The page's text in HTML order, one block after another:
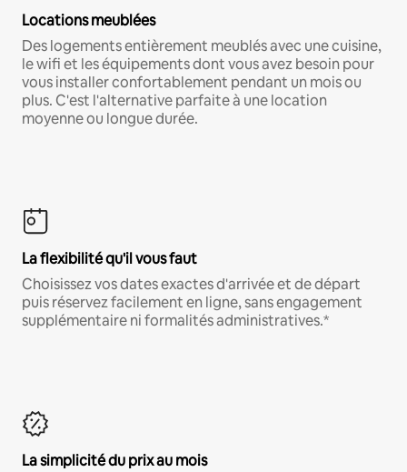
Locations meublées
Des logements entièrement meublés avec une cuisine,
le wifi et les équipements dont vous avez besoin pour
vous installer confortablement pendant un mois ou
plus. C'est l'alternative parfaite à une location
moyenne ou longue durée.
La flexibilité qu'il vous faut
Choisissez vos dates exactes d'arrivée et de départ
puis réservez facilement en ligne, sans engagement
supplémentaire ni formalités administratives.*
La simplicité du prix au mois